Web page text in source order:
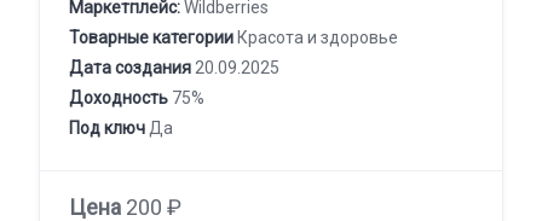
Маркетплейс:Wildberries
Товарные категорииКрасота и здоровье
Дата создания 20.09.2025
Доходность 75%
Под ключ Да
Цена 200 ₽